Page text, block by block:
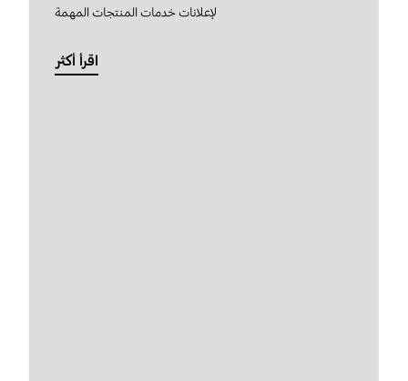
لإعلانات خدمات المنتجات المهمة
اقرأ أكثر